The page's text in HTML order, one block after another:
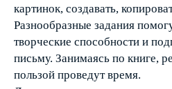
картинок, создавать,
Разнообразные задания
творческие способности и
письму. Занимаясь по книге,
пользой проведут время.